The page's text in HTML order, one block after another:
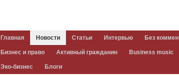
Главная Новости Статьи Интервью Без
Бизнес и право Активный гражданин Business music
Эко-бизнес Блоги